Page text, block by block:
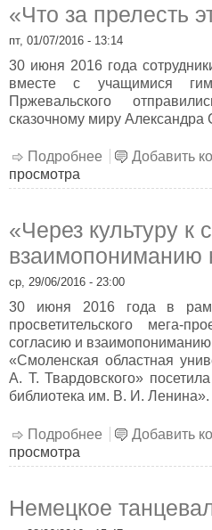
«Что за прелесть
пт, 01/07/2016 - 13:14
30 июня 2016 года
вместе с учащимися
Пржевальского
сказочному миру
Подробнее о «Что за
Добавить
просмотра
«Через культуру к
взаимопониманию
ср, 29/06/2016 - 23:00
30 июня 2016 года в
просветительского мега-
согласию и
«Смоленская областная
А. Т. Твардовского»
библиотека им. В. И. Ленина».
Подробнее о «Через
Добавить
просмотра
Немецкое